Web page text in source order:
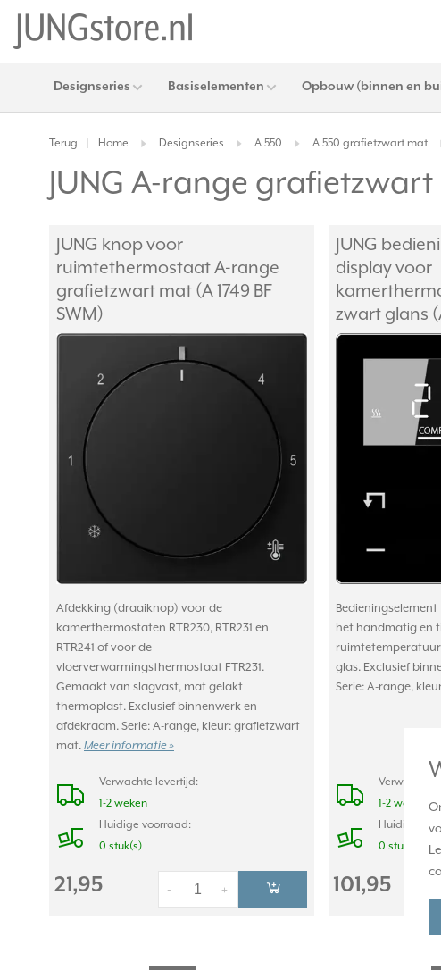
Designseries Basiselementen Opbouw (binnen en
Terug Home Designseries A 550 A 550 grafietzwart mat
JUNG A-range
JUNG knop voor
ruimtethermostaat A-range
grafietzwart mat (A 1749 BF
SWM)
Afdekking (draaiknop) voor de
kamerthermostaten RTR230, RTR231 en
RTR241 of voor de
vloerverwarmingsthermostaat FTR231.
Gemaakt van slagvast, mat gelakt
thermoplast. Exclusief binnenwerk en
afdekraam. Serie: A-range, kleur: grafietzwart
mat. Meer informatie »
Verwachte levertijd:
1-2 weken
Huidige voorraad:
0 stuk(s)
21,95 +
-
JUNG
display voor
zwart glans
het handmatig en
glas. Exclusief
Serie: A-range,
Verwachte
1-2 weken
Huidige
0 stuk(s)
101,95